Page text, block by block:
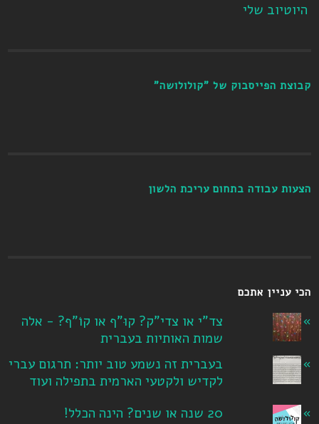
היוטיוב שלי
קבוצת הפייסבוק של "קולולושה"
הצעות עבודה בתחום עריכת הלשון
הכי עניין אתכם
צד"י או צדי"ק? קוּ"ף או קוֹ"ף? - אלה
שמות האותיות בעברית
בעברית זה נשמע טוב יותר: תרגום עברי
לקדיש ולקטעי הארמית בתפילה ועוד
20 שנה או שנים? הינה הכלל!